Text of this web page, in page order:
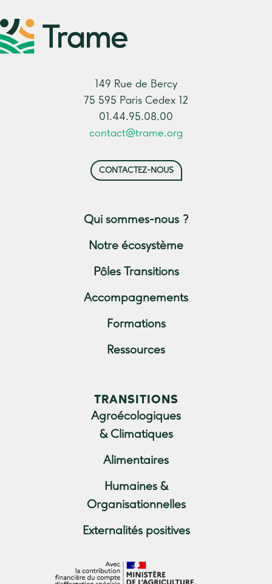
149 Rue de Bercy
75 595 Paris Cedex 12
01.44.95.08.00
contact@trame.org
CONTACTEZ-NOUS
Qui sommes-nous ?
Notre écosystème
Pôles Transitions
Accompagnements
Formations
Ressources
TRANSITIONS
Agroécologiques
& Climatiques
Alimentaires
Humaines &
Organisationnelles
Externalités positives